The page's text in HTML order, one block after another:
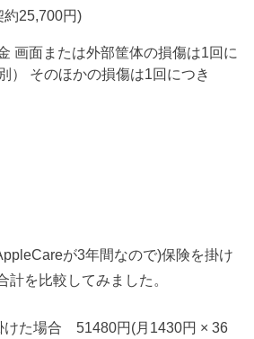
約25,700円)
画面または外部筐体の損傷は1回に
） そのほかの損傷は1回につき
が3年間なので)保険を掛け
計を比較してみました。
けた場合 51480円(月1430円 × 36